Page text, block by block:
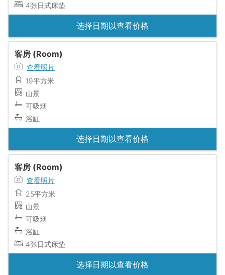
4张日式床垫
选择日期以查看价格
客房 (Room)
查看照片
19平方米
山景
可吸烟
浴缸
选择日期以查看价格
客房 (Room)
查看照片
25平方米
山景
可吸烟
浴缸
4张日式床垫
选择日期以查看价格